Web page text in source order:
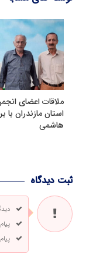
ملاقات اعضای
استان مازندران با
هاشمی
ثبت دیدگاه